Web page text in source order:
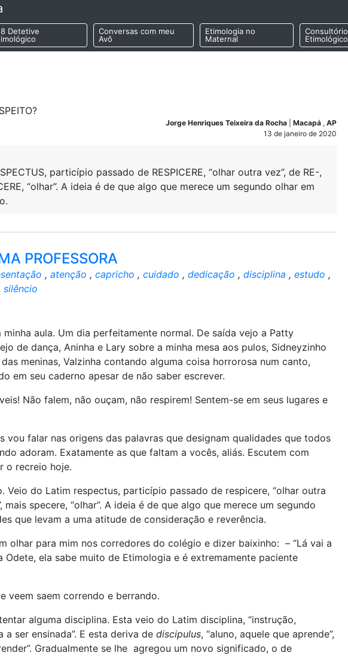
Detetive
Conversas com meu
Avô
Etimologia no
Maternal
Consultório
Etimológico
Jorge Henriques Teixeira da Rocha Macapá , AP
13 de janeiro de 2020
particípio passado de RESPICERE, “olhar outra vez”, de RE-,
“olhar”. A ideia é de que algo que merece um segundo olhar em
PROFESSORA
, atenção , capricho , cuidado , dedicação , disciplina , estudo ,
silêncio
minha aula. Um dia perfeitamente normal. De saída vejo a Patty
de dança, Aninha e Lary sobre a minha mesa aos pulos, Sidneyzinho
meninas, Valzinha contando alguma coisa horrorosa num canto,
em seu caderno apesar de não saber escrever.
Não falem, não ouçam, não respirem! Sentem-se em seus lugares e
vou falar nas origens das palavras que designam qualidades que todos
adoram. Exatamente as que faltam a vocês, aliás. Escutem com
o recreio hoje.
Veio do Latim respectus, particípio passado de respicere, “olhar outra
mais specere, “olhar”. A ideia é de que algo que merece um segundo
que levam a uma atitude de consideração e reverência.
olhar para mim nos corredores do colégio e dizer baixinho: – “Lá vai a
Odete, ela sabe muito de Etimologia e é extremamente paciente
veem saem correndo e berrando.
alguma disciplina. Esta veio do Latim disciplina, “instrução,
ser ensinada”. E esta deriva de discipulus, “aluno, aquele que aprende”,
Gradualmente se lhe agregou um novo significado, o de